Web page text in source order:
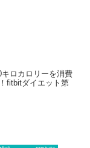
ロカロリーを消費
fitbitダイエット第